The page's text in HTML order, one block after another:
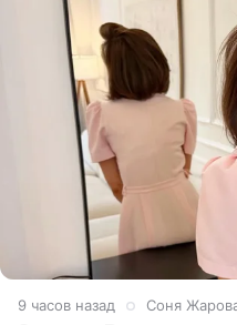
9 часов назад Соня